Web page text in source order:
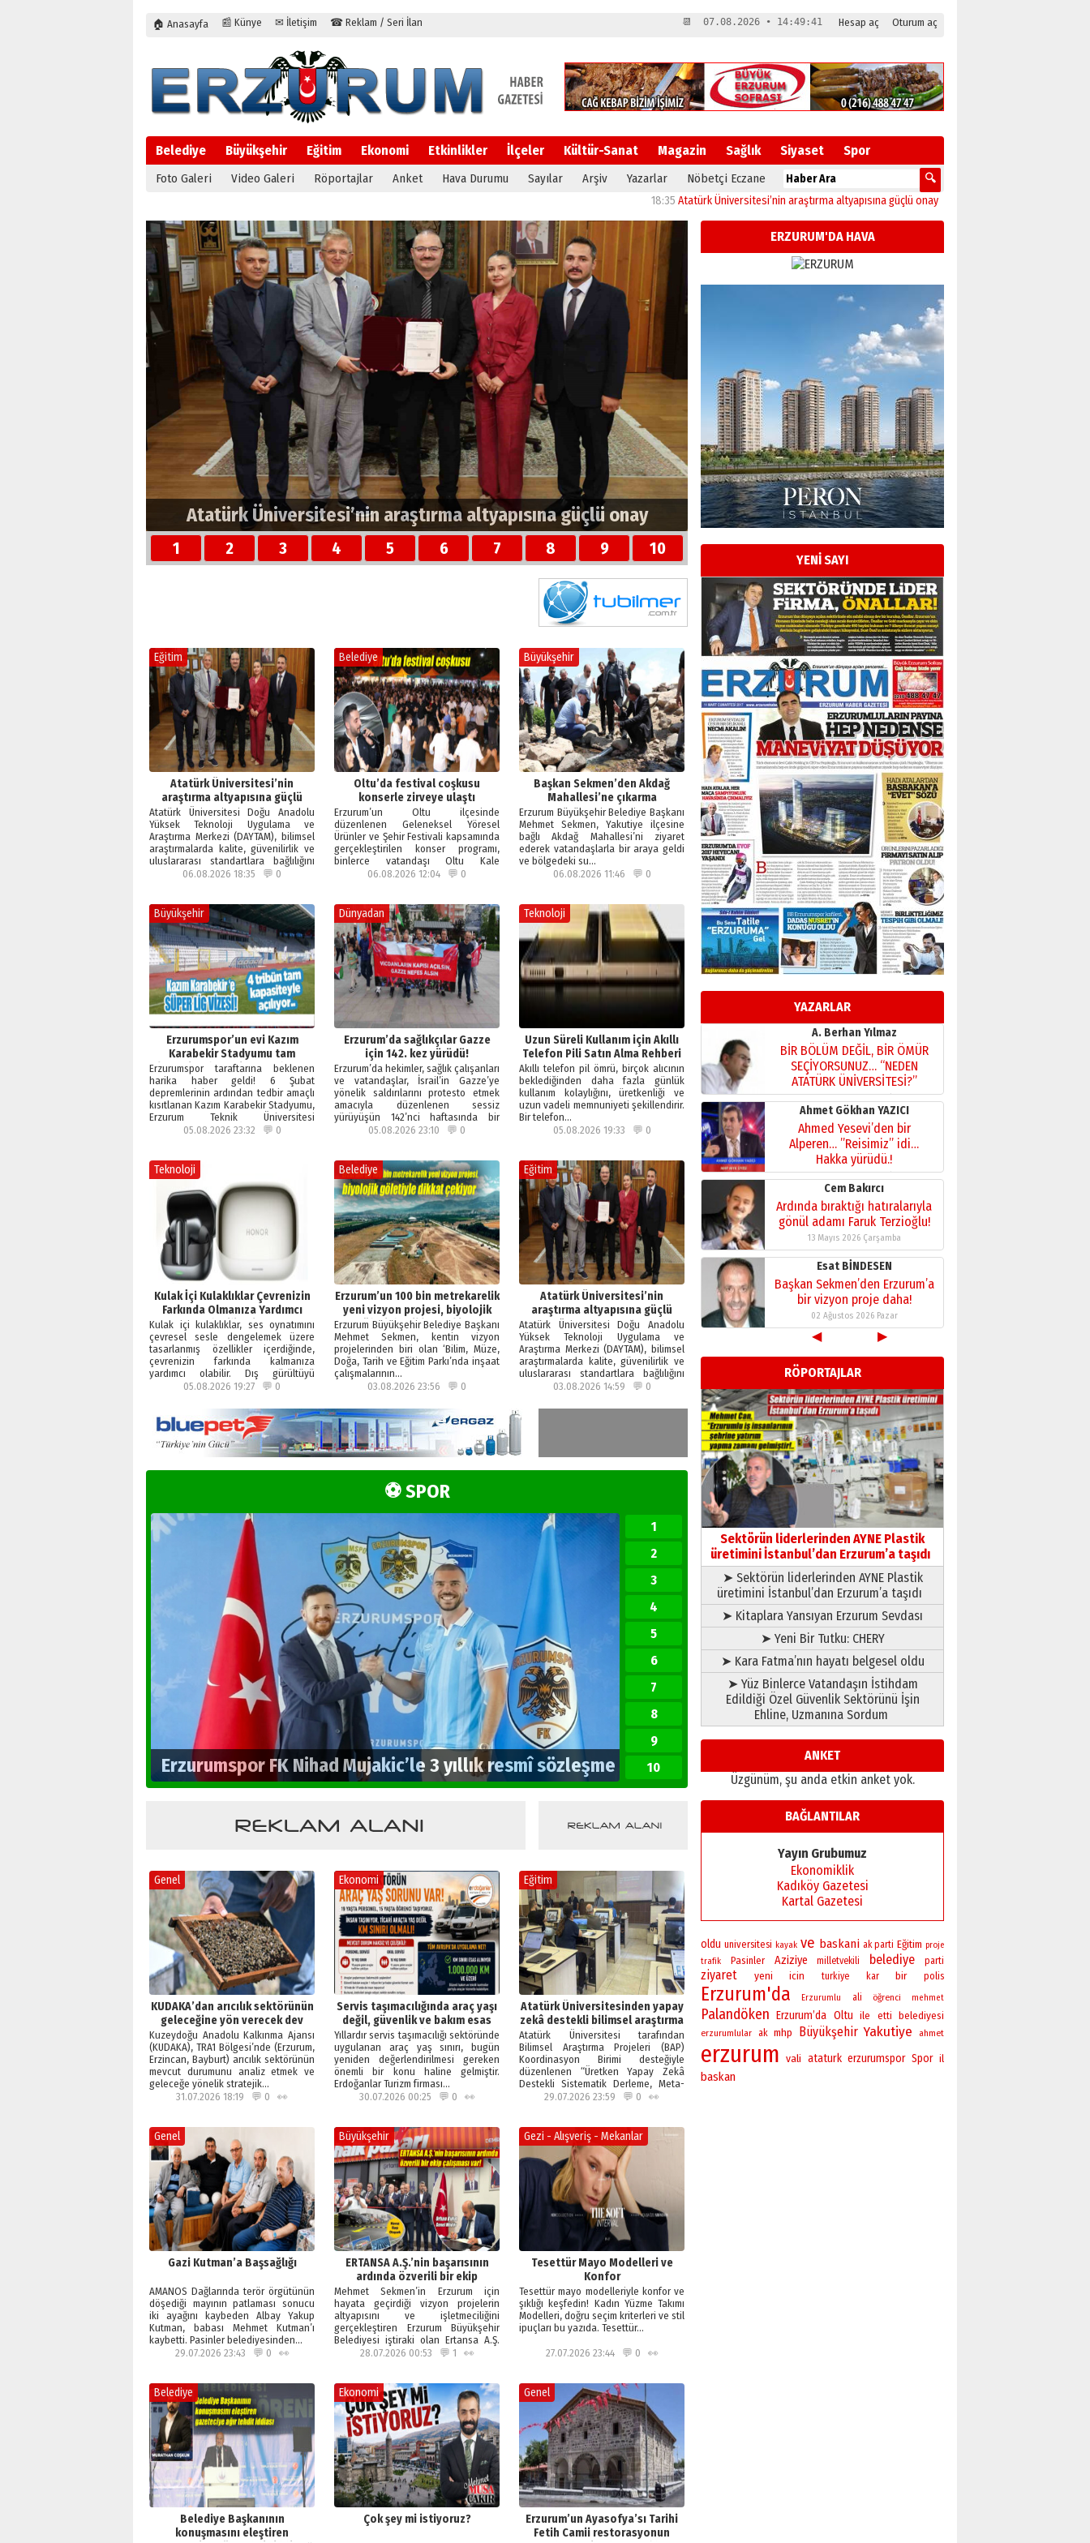
🏠 Anasayfa 📰 Künye ✉ İletişim ☎ Reklam / Seri İlan Hesap aç Oturum aç
📆 07.08.2026 • 14:49:42
Belediye Büyükşehir Eğitim Ekonomi Etkinlikler İlçeler Kültür-Sanat Magazin Sağlık Siyaset Spor
Foto Galeri Video Galeri Röportajlar Anket Hava Durumu Sayılar Arşiv Yazarlar Nöbetçi Eczane
Atatürk Üniversitesi’nin araştırma altyapısına güçlü onay 12:04Oltu’da festival coşkusu konserle zirveye
Atatürk Üniversitesi’nin araştırma altyapısına güçlü onay
1 2 3 4 5 6 7 8 9 10
Eğitim
Atatürk Üniversitesi’nin
araştırma altyapısına güçlü
onay
Atatürk Üniversitesi Doğu Anadolu
Yüksek Teknoloji Uygulama ve
Araştırma Merkezi (DAYTAM), bilimsel
araştırmalarda kalite, güvenilirlik ve
uluslararası standartlara bağlılığını
06.08.2026 18:35 💬 0
Belediye
Oltu’da festival coşkusu
konserle zirveye ulaştı
Erzurum’un Oltu ilçesinde
düzenlenen Geleneksel Yöresel
Ürünler ve Şehir Festivali kapsamında
gerçekleştirilen konser programı,
binlerce vatandaşı Oltu Kale
Meydanı’nda bir…
06.08.2026 12:04 💬 0
Büyükşehir
Başkan Sekmen’den Akdağ
Mahallesi’ne çıkarma
Erzurum Büyükşehir Belediye Başkanı
Mehmet Sekmen, Yakutiye ilçesine
bağlı Akdağ Mahallesi’ni ziyaret
ederek vatandaşlarla bir araya geldi
ve bölgedeki su…
06.08.2026 11:46 💬 0
Büyükşehir
Erzurumspor’un evi Kazım
Karabekir Stadyumu tam
kapasiteyle yeniden açılıyor!
Erzurumspor taraftarına beklenen
harika haber geldi! 6 Şubat
depremlerinin ardından tedbir amaçlı
kısıtlanan Kazım Karabekir Stadyumu,
Erzurum Teknik Üniversitesi
uzmanlığında…05.08.2026 23:32 💬 0
Dünyadan
Erzurum’da sağlıkçılar Gazze
için 142. kez yürüdü!
Erzurum’da hekimler, sağlık çalışanları
ve vatandaşlar, İsrail’in Gazze’ye
yönelik saldırılarını protesto etmek
amacıyla düzenlenen sessiz
yürüyüşün 142’nci haftasında bir
05.08.2026 23:10 💬 0
Teknoloji
Uzun Süreli Kullanım için Akıllı
Telefon Pili Satın Alma Rehberi
Akıllı telefon pil ömrü, birçok alıcının
beklediğinden daha fazla günlük
kullanım kolaylığını, üretkenliği ve
uzun vadeli memnuniyeti şekillendirir.
Bir telefon…
05.08.2026 19:33 💬 0
Teknoloji
Kulak İçi Kulaklıklar Çevrenizin
Farkında Olmanıza Yardımcı
Olabilir mi?
Kulak içi kulaklıklar, ses oynatımını
çevresel sesle dengelemek üzere
tasarlanmış özellikler içerdiğinde,
çevrenizin farkında kalmanıza
yardımcı olabilir. Dış gürültüyü
tamamen…05.08.2026 19:27 💬 0
Belediye
Erzurum’un 100 bin metrekarelik
yeni vizyon projesi, biyolojik
göletiyle dikkat çekiyor
Erzurum Büyükşehir Belediye Başkanı
Mehmet Sekmen, kentin vizyon
projelerinden biri olan ‘Bilim, Müze,
Doğa, Tarih ve Eğitim Parkı’nda inşaat
çalışmalarının…
03.08.2026 23:56 💬 0
Eğitim
Atatürk Üniversitesi’nin
araştırma altyapısına güçlü
onay
Atatürk Üniversitesi Doğu Anadolu
Yüksek Teknoloji Uygulama ve
Araştırma Merkezi (DAYTAM), bilimsel
araştırmalarda kalite, güvenilirlik ve
uluslararası standartlara bağlılığını
03.08.2026 14:59 💬 0
⚽ SPOR
Erzurumspor FK yeni sezon formasını tanıttı
1
2
3
4
5
6
7
8
9
10
Genel
KUDAKA’dan arıcılık sektörünün
geleceğine yön verecek dev
adım
Kuzeydoğu Anadolu Kalkınma Ajansı
(KUDAKA), TRA1 Bölgesi’nde (Erzurum,
Erzincan, Bayburt) arıcılık sektörünün
mevcut durumunu analiz etmek ve
geleceğe yönelik stratejik…
31.07.2026 18:19 💬 0 👀
Ekonomi
Servis taşımacılığında araç yaşı
değil, güvenlik ve bakım esas
alınmalıdır!
Yıllardır servis taşımacılığı sektöründe
uygulanan araç yaş sınırı, bugün
yeniden değerlendirilmesi gereken
önemli bir konu haline gelmiştir.
Erdoğanlar Turizm firması…
30.07.2026 00:25 💬 0 👀
Eğitim
Atatürk Üniversitesinden yapay
zekâ destekli bilimsel araştırma
çalıştayı!
Atatürk Üniversitesi tarafından
Bilimsel Araştırma Projeleri (BAP)
Koordinasyon Birimi desteğiyle
düzenlenen “Üretken Yapay Zekâ
Destekli Sistematik Derleme, Meta-
Analiz ve Bibliyometrik…
29.07.2026 23:59 💬 0 👀
Genel
Gazi Kutman’a Başsağlığı
AMANOS Dağlarında terör örgütünün
döşediği mayının patlaması sonucu
iki ayağını kaybeden Albay Yakup
Kutman, babası Mehmet Kutman’ı
kaybetti. Pasinler belediyesinden…
29.07.2026 23:43 💬 0 👀
Büyükşehir
ERTANSA A.Ş.’nin başarısının
ardında özverili bir ekip
çalışması var!
Mehmet Sekmen’in Erzurum için
hayata geçirdiği vizyon projelerin
altyapısını ve işletmeciliğini
gerçekleştiren Erzurum Büyükşehir
Belediyesi iştiraki olan Ertansa A.Ş.
şehrin…28.07.2026 00:53 💬 1 👀
Gezi - Alışveriş - Mekanlar
Tesettür Mayo Modelleri ve
Konfor
Tesettür mayo modelleriyle konfor ve
şıklığı keşfedin! Kadın Yüzme Takımı
Modelleri, doğru seçim kriterleri ve stil
ipuçları bu yazıda. Tesettür…
27.07.2026 23:44 💬 0 👀
Belediye
Belediye Başkanının
konuşmasını eleştiren
Ekonomi
Çok şey mi istiyoruz?
Genel
Erzurum’un Ayasofya’sı Tarihi
Fetih Camii restorasyonun
ERZURUM'DA HAVA
YENİ SAYI
YAZARLAR
Esat BİNDESEN
Başkan Sekmen’den Erzurum’a
bir vizyon proje daha!
02 Ağustos 2026 Pazar
Kadir SABUNCUOĞLU
Erzurumspor’un köşe taşları
29 Haziran 2026 Pazartesi
Kenan GÜLERCİ
Murat Şahsuvaroğlu ERKON’da
çıtayı yukarı taşırken,
yönetimdekiler aşağı
çekmemeli!
17 Şubat 2026 SalıOrhan BOZKURT
Bir fotoğraf, bir şehir, bir
gazeteci… Dizginler kimin
elinde?
A. Berhan Yılmaz
BİR BÖLÜM DEĞİL, BİR ÖMÜR
SEÇİYORSUNUZ… “NEDEN
ATATÜRK ÜNİVERSİTESİ?”
28 Temmuz 2026 Salı
Ahmet Gökhan YAZICI
Ahmed Yesevi’den bir
Alperen… ”Reisimiz” idi…
Hakka yürüdü.!
26 Mart 2026 Perşembe
Cem Bakırcı
Ardında bıraktığı hatıralarıyla
gönül adamı Faruk Terzioğlu!
13 Mayıs 2026 Çarşamba
Esat BİNDESEN
Başkan Sekmen’den Erzurum’a
bir vizyon proje daha!
02 Ağustos 2026 Pazar
Kadir SABUNCUOĞLU
Erzurumspor’un köşe taşları
29 Haziran 2026 Pazartesi
Kenan GÜLERCİ
Murat Şahsuvaroğlu ERKON’da
çıtayı yukarı taşırken,
yönetimdekiler aşağı
çekmemeli!
17 Şubat 2026 SalıOrhan BOZKURT
Bir fotoğraf, bir şehir, bir
gazeteci… Dizginler kimin
elinde?
31 Mart 2026 Salı
A. Berhan Yılmaz
BİR BÖLÜM DEĞİL, BİR ÖMÜR
SEÇİYORSUNUZ… “NEDEN
ATATÜRK ÜNİVERSİTESİ?”
28 Temmuz 2026 Salı
Ahmet Gökhan YAZICI
Ahmed Yesevi’den bir
Alperen… ”Reisimiz” idi…
Hakka yürüdü.!
26 Mart 2026 Perşembe
Ardında bıraktığı hatıralarıyla
13 Mayıs 2026 Çarşamba
Esat BİNDESEN
Başkan Sekmen’den Erzurum’a
bir vizyon proje daha!
02 Ağustos 2026 Pazar
◀ ▶
RÖPORTAJLAR
Sektörün liderlerinden AYNE Plastik
üretimini İstanbul’dan Erzurum’a taşıdı
➤ Sektörün liderlerinden AYNE Plastik
üretimini İstanbul’dan Erzurum’a taşıdı
➤ Kitaplara Yansıyan Erzurum Sevdası
➤ Yeni Bir Tutku: CHERY
➤ Kara Fatma’nın hayatı belgesel oldu
➤ Yüz Binlerce Vatandaşın İstihdam
Edildiği Özel Güvenlik Sektörünü İşin
Ehline, Uzmanına Sordum
ANKET
Üzgünüm, şu anda etkin anket yok.
BAĞLANTILAR
Yayın Grubumuz
Ekonomiklik
Kadıköy Gazetesi
Kartal Gazetesi
oldu universitesi kayak ve baskani ak parti Eğitim proje
trafik
Pasinler Aziziye milletvekili belediye parti
ziyaret yeni icin turkiye kar bir polis
Erzurum'da Erzurumlu ali öğrenci mehmet
Palandöken Erzurum’da Oltu ile etti belediyesi
erzurumlular ak mhp Büyükşehir Yakutiye ahmet
erzurum vali ataturk erzurumspor Spor il
baskan